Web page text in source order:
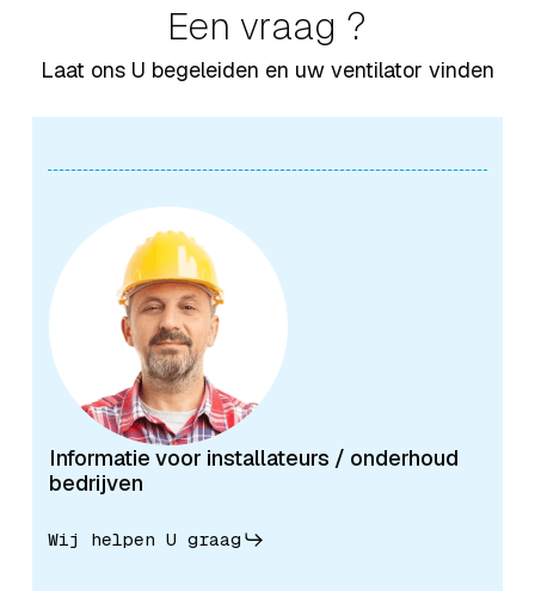
Een vraag ?
Laat ons U begeleiden en uw ventilator vinden
Informatie voor installateurs / onderhoud
bedrijven
Wij helpen U graag